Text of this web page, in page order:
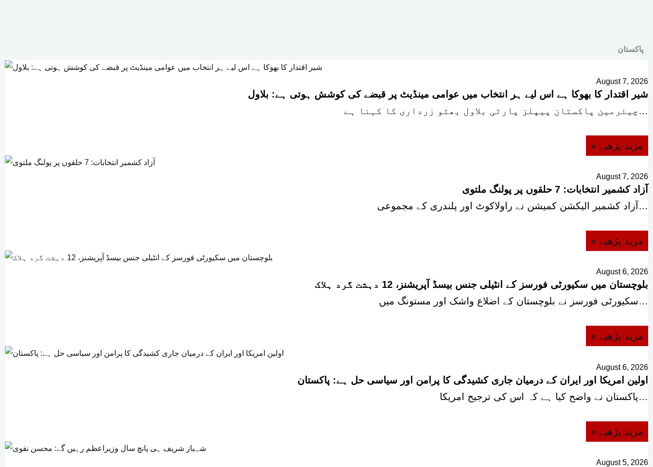
پاکستان
August 7, 2026
شیر اقتدار کا بھوکا ہے اس لیے ہر انتخاب میں عوامی مینڈیٹ پر قبضے کی کوشش ہوتی ہے: بلاول
چیئرمین پاکستان پیپلز پارٹی بلاول بھٹو زرداری کا کہنا ہے…
« مزید پڑھیے
August 7, 2026
آزاد کشمیر انتخابات: 7 حلقوں پر پولنگ ملتوی
آزاد کشمیر الیکشن کمیشن نے راولاکوٹ اور پلندری کے مجموعی…
« مزید پڑھیے
August 6, 2026
بلوچستان میں سکیورٹی فورسز کے انٹیلی جنس بیسڈ آپریشنز، 12 دہشت گرد ہلاک
سکیورٹی فورسز نے بلوچستان کے اضلاع واشک اور مستونگ میں…
« مزید پڑھیے
August 6, 2026
اولین امریکا اور ایران کے درمیان جاری کشیدگی کا پرامن اور سیاسی حل ہے: پاکستان
پاکستان نے واضح کیا ہے کہ اس کی ترجیح امریکا…
« مزید پڑھیے
August 5, 2026